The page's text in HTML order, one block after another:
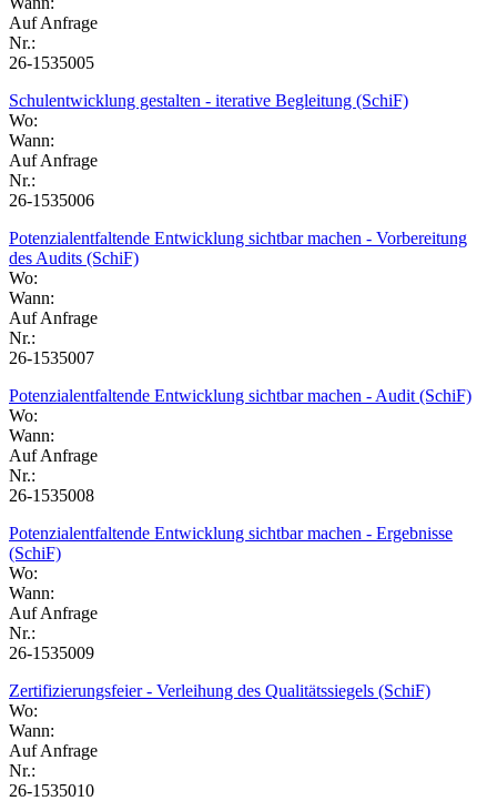
Auf Anfrage
Nr.:
26-1535005
Schulentwicklung gestalten - iterative Begleitung (SchiF)
Wo:
Wann:
Auf Anfrage
Nr.:
26-1535006
Potenzialentfaltende Entwicklung sichtbar machen - Vorbereitung
des Audits (SchiF)
Wo:
Wann:
Auf Anfrage
Nr.:
26-1535007
Potenzialentfaltende Entwicklung sichtbar machen - Audit (SchiF)
Wo:
Wann:
Auf Anfrage
Nr.:
26-1535008
Potenzialentfaltende Entwicklung sichtbar machen - Ergebnisse
(SchiF)
Wo:
Wann:
Auf Anfrage
Nr.:
26-1535009
Zertifizierungsfeier - Verleihung des Qualitätssiegels (SchiF)
Wo:
Wann:
Auf Anfrage
Nr.:
26-1535010